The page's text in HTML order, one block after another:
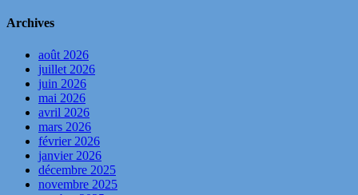
Archives
août 2026
juillet 2026
juin 2026
mai 2026
avril 2026
mars 2026
février 2026
janvier 2026
décembre 2025
novembre 2025